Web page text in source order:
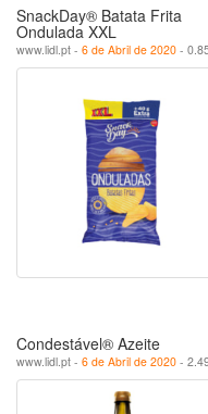
SnackDay® Batata Frita
Ondulada XXL
www.lidl.pt - 6 de Abril de 2020 -
Condestável® Azeite
www.lidl.pt - 6 de Abril de 2020 -